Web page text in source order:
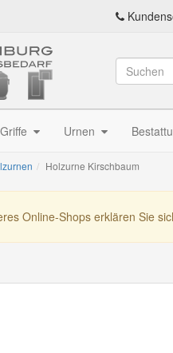
Griffe Urnen
Holzurne Kirschbaum
Online-Shops erklären Sie